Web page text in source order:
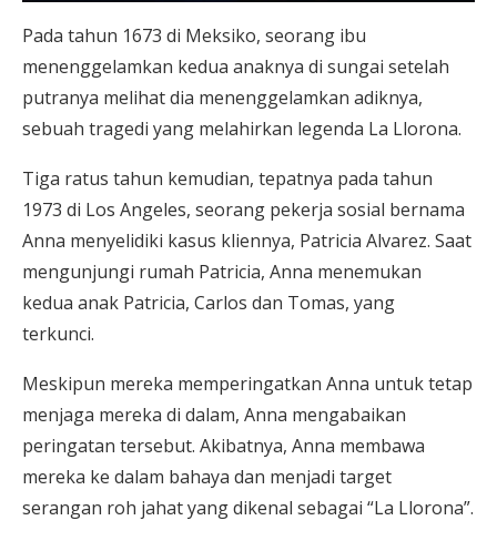
Pada tahun 1673 di Meksiko, seorang ibu
menenggelamkan kedua anaknya di sungai setelah
putranya melihat dia menenggelamkan adiknya,
sebuah tragedi yang melahirkan legenda La Llorona.
Tiga ratus tahun kemudian, tepatnya pada tahun
1973 di Los Angeles, seorang pekerja sosial bernama
Anna menyelidiki kasus kliennya, Patricia Alvarez. Saat
mengunjungi rumah Patricia, Anna menemukan
kedua anak Patricia, Carlos dan Tomas, yang
terkunci.
Meskipun mereka memperingatkan Anna untuk tetap
menjaga mereka di dalam, Anna mengabaikan
peringatan tersebut. Akibatnya, Anna membawa
mereka ke dalam bahaya dan menjadi target
serangan roh jahat yang dikenal sebagai “La Llorona”.